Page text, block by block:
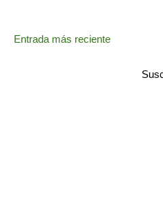
Entrada más reciente